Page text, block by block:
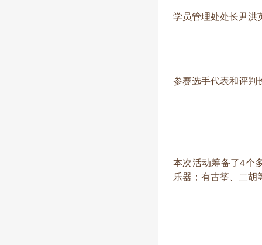
学员管理处处长尹洪
参赛选手代表和评判
本次活动筹备了4个
乐器；有古筝、二胡